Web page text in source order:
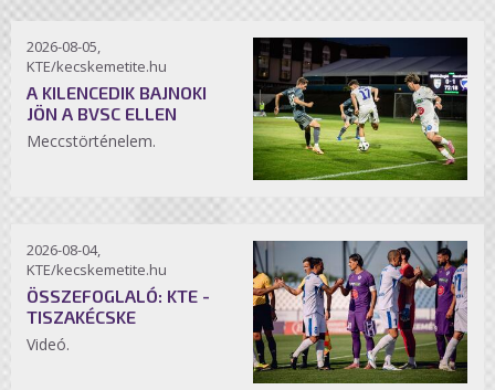
2026-08-05,
KTE/kecskemetite.hu
A KILENCEDIK BAJNOKI
JÖN A BVSC ELLEN
Meccstörténelem.
2026-08-04,
KTE/kecskemetite.hu
ÖSSZEFOGLALÓ: KTE -
TISZAKÉCSKE
Videó.